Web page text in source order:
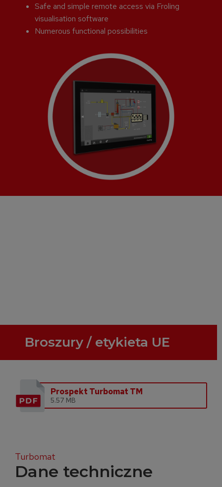
Safe and simple remote access via Froling
visualisation software
Numerous functional possibilities
Broszury / etykieta UE
Prospekt Turbomat TM
5.57 MB
Turbomat
Dane techniczne